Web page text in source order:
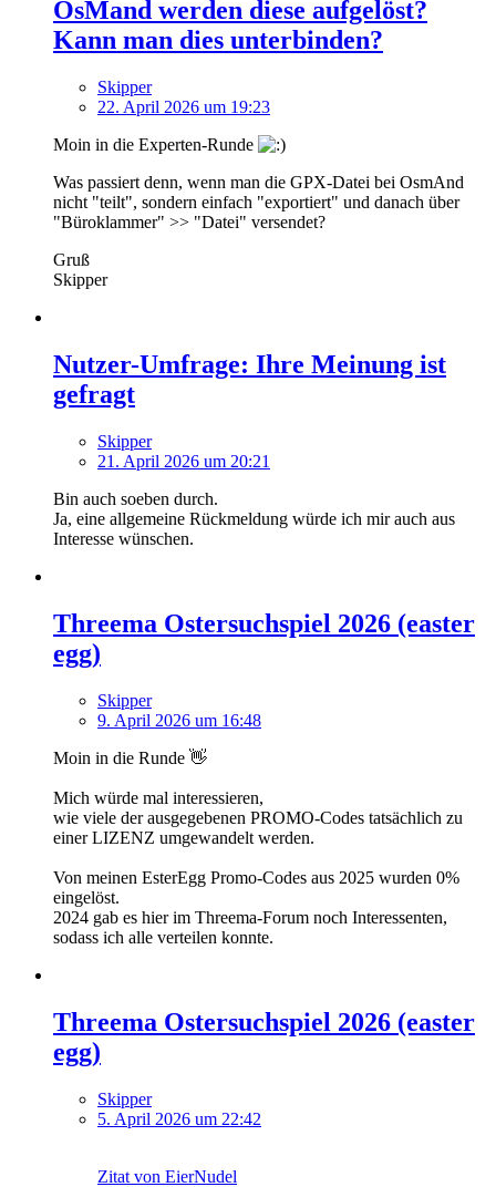
OsMand werden diese aufgelöst?
Kann man dies unterbinden?
Skipper
22. April 2026 um 19:23
Moin in die Experten-Runde
Was passiert denn, wenn man die GPX-Datei bei OsmAnd
nicht "teilt", sondern einfach "exportiert" und danach über
"Büroklammer" >> "Datei" versendet?
Gruß
Skipper
Nutzer-Umfrage: Ihre Meinung ist
gefragt
Skipper
21. April 2026 um 20:21
Bin auch soeben durch.
Ja, eine allgemeine Rückmeldung würde ich mir auch aus
Interesse wünschen.
Threema Ostersuchspiel 2026 (easter
egg)
Skipper
9. April 2026 um 16:48
Moin in die Runde 👋
Mich würde mal interessieren,
wie viele der ausgegebenen PROMO-Codes tatsächlich zu
einer LIZENZ umgewandelt werden.
Von meinen EsterEgg Promo-Codes aus 2025 wurden 0%
eingelöst.
2024 gab es hier im Threema-Forum noch Interessenten,
sodass ich alle verteilen konnte.
Threema Ostersuchspiel 2026 (easter
egg)
Skipper
5. April 2026 um 22:42
Zitat von EierNudel